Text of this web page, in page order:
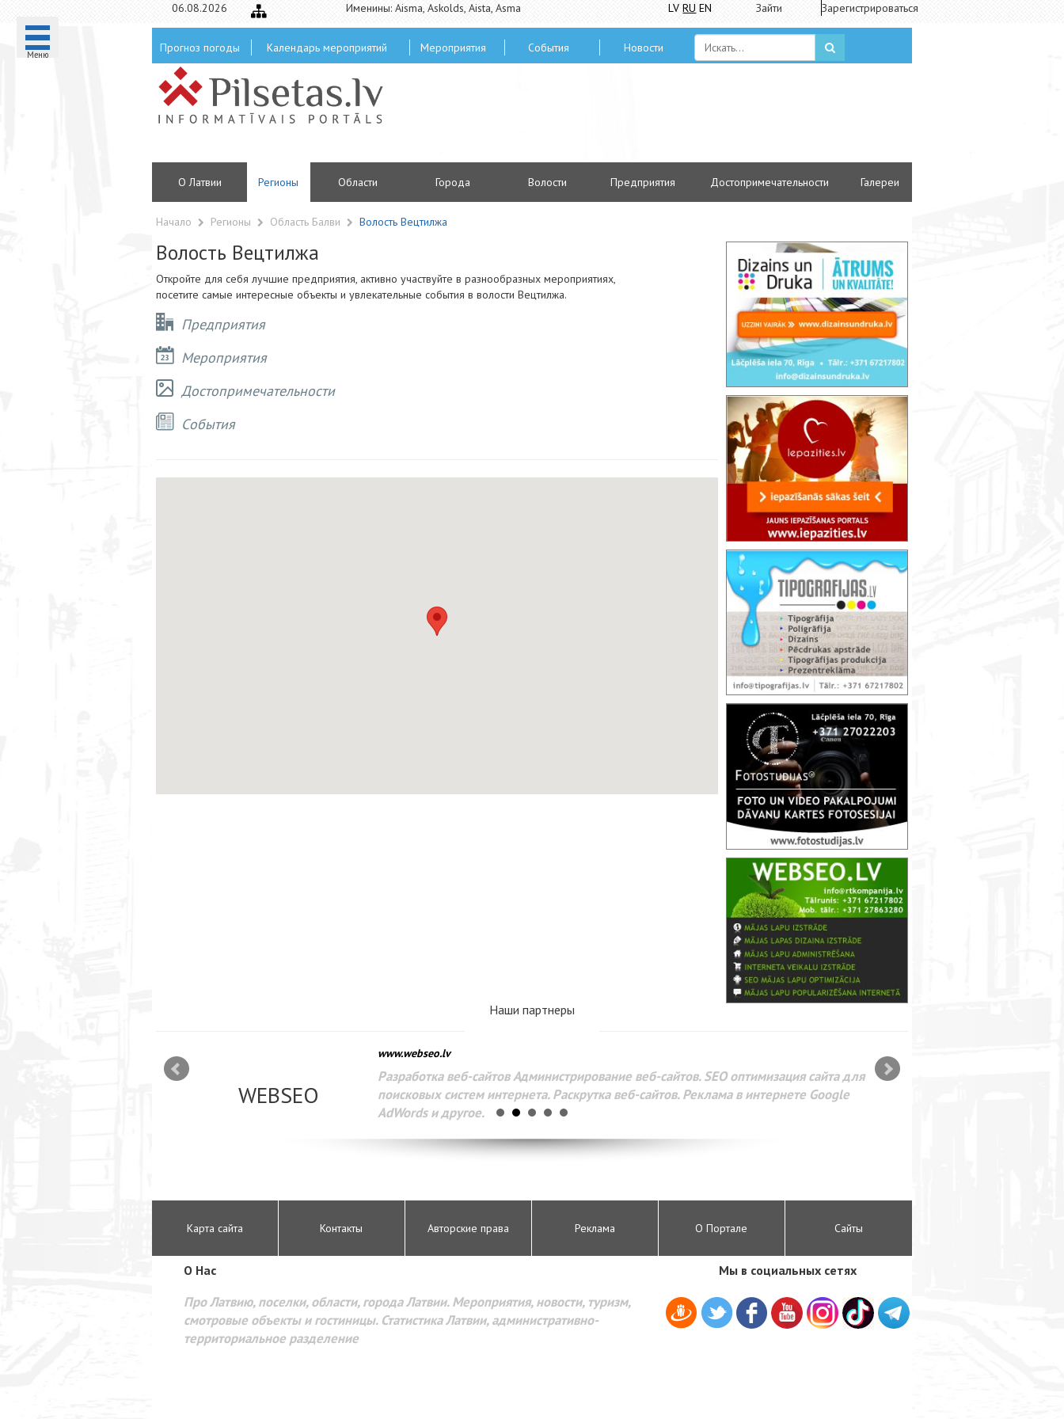
Mеню
06.08.2026 Именины: Aisma, Askolds, Aista, Asma LV RU EN Зайти Зарегистрироваться
Прогноз погоды Календарь мероприятий Мероприятия Cобытия Hовости
О Латвии Регионы Oбласти Городa Волости Предприятия Достопримечательности Галереи
Начало Регионы Область Балви Волость Вецтилжа
Волость Вецтилжа
Откройте для себя лучшие предприятия, активно участвуйте в разнообразных мероприятиях,
посетите самые интересные объекты и увлекательные события в волости Вецтилжа.
Предприятия
Мероприятия
Достопримечательности
Cобытия
Наши партнеры
WEBSEO
www.webseo.lv
Разработка веб-сайтов Администрирование веб-сайтов. SEO оптимизация сайта для
поисковых систем интернета. Раскрутка веб-сайтов. Реклама в интернете Google
AdWords и другое.
Карта сайта Контакты Авторские права Реклама О Портале Сайты
O Hac
Про Латвию, поселки, области, города Латвии. Мероприятия, новости, туризм,
смотровые объекты и гостиницы. Статистика Латвии, административно-
территориальное разделение
Мы в социальных сетях